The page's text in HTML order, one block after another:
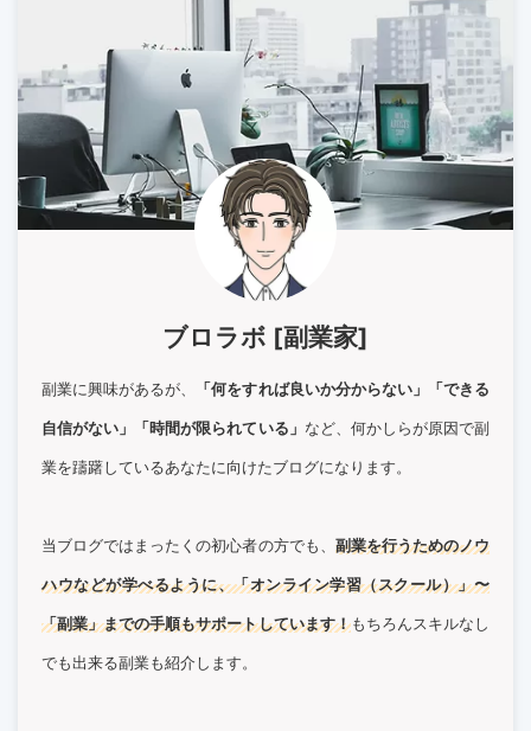
ブロラボ [副業家]
副業に興味があるが、 「何をすれば良いか分からない」「できる
自信がない」「時間が限られている」 など、何かしらが原因で副
業を躊躇しているあなたに向けたブログになります。
当ブログではまったくの初心者の方でも、 副業を行うためのノウ
ハウなどが学べるように、「オンライン学習（スクール）」〜
「副業」までの手順もサポートしています！もちろんスキルなし
でも出来る副業も紹介します。